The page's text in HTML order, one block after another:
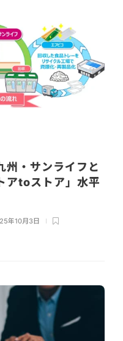
州・サンライフと
アtoストア」水平
年10月3日